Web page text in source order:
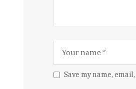
Save my name,